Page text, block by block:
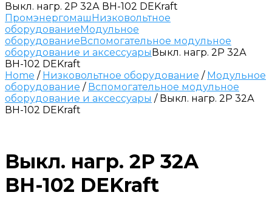
Выкл. нагр. 2Р 32А ВН-102 DEKraft
ПромэнергомашНизковольтное
оборудованиеМодульное
оборудованиеВспомогательное модульное
оборудование и аксессуарыВыкл. нагр. 2Р 32А
ВН-102 DEKraft
Home / Низковольтное оборудование / Модульное
оборудование / Вспомогательное модульное
оборудование и аксессуары / Выкл. нагр. 2Р 32А
ВН-102 DEKraft
Выкл. нагр. 2Р 32А
ВН-102 DEKraft